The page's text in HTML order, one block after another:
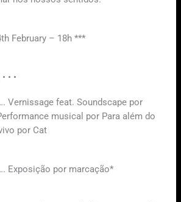
February – 18h ***
• •
Vernissage feat. Soundscape por
musical por Para além do
por Cat
Exposição por marcação*